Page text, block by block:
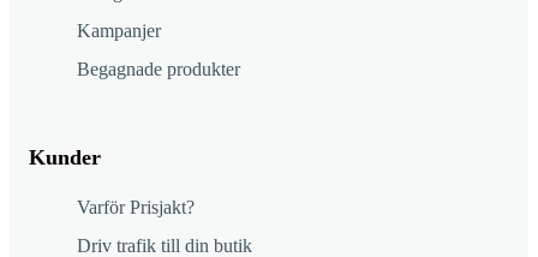
Kampanjer
Begagnade produkter
Kunder
Varför Prisjakt?
Driv trafik till din butik